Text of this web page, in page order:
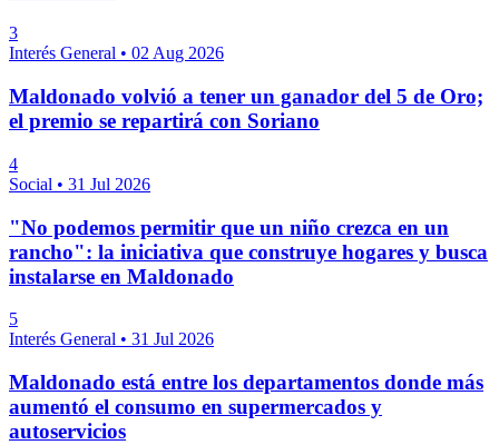
3
Interés General • 02 Aug 2026
Maldonado volvió a tener un ganador del 5 de Oro;
el premio se repartirá con Soriano
4
Social • 31 Jul 2026
"No podemos permitir que un niño crezca en un
rancho": la iniciativa que construye hogares y busca
instalarse en Maldonado
5
Interés General • 31 Jul 2026
Maldonado está entre los departamentos donde más
aumentó el consumo en supermercados y
autoservicios